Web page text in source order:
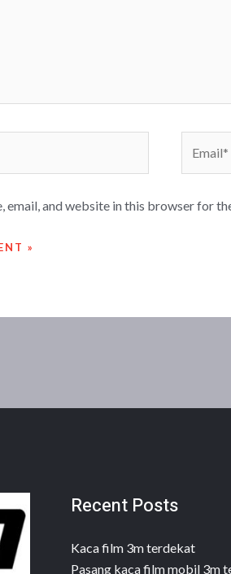
email, and website in this browser for
Recent Posts
Kaca film 3m terdekat
Pasang kaca film mobil 3m